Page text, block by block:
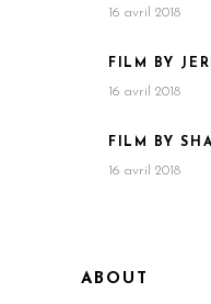
16 avril 2018
FILM BY
16 avril 2018
FILM BY
16 avril 2018
ABOUT